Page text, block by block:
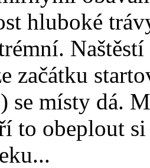
hluboké
začátku
se místy dá.
to obeplout